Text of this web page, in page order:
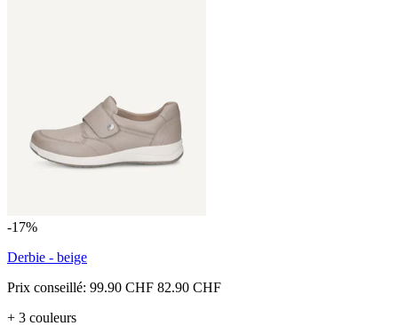
-17%
Derbie - beige
Prix conseillé: 99.90 CHF 82.90 CHF
+ 3 couleurs